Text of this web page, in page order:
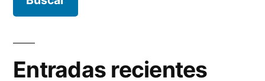
Entradas recientes